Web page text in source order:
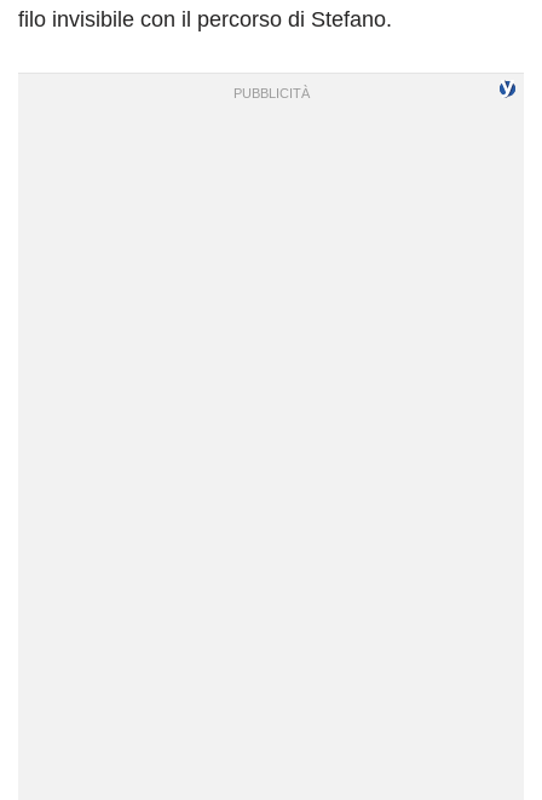
filo invisibile con il percorso di Stefano.